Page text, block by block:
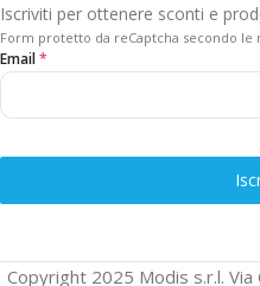
Iscriviti per ottenere sconti e
Form protetto da reCaptcha secondo le
Email*
Copyright 2025 Modis s.r.l.